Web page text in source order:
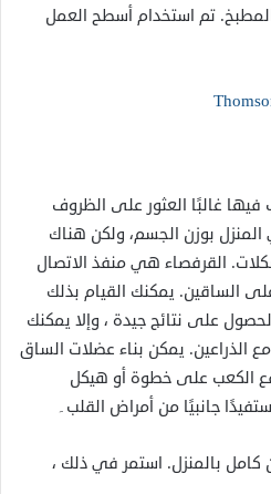
تم استخدام أسطح العمل
غالبًا العثور على الظروف
بوزن الجسم، ولكن هناك
القرفصاء هي منفذ الاتصال
الساقين. يمكنك القيام بذلك
على نتائج جيدة ، وإلا يمكنك
الذراعين. يمكن بناء عضلات الساق
الكعب على خطوة أو هيكل
جانبيًا من أمراض القلب۔
كامل بالمنزل. استمر في ذلك ،